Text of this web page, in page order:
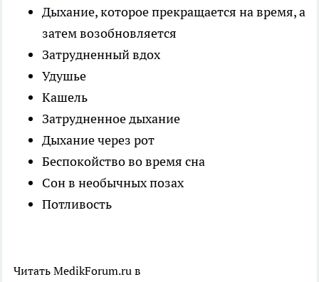
Дыхание, которое прекращается на время, а
затем возобновляется
Затрудненный вдох
Удушье
Кашель
Затрудненное дыхание
Дыхание через рот
Беспокойство во время сна
Сон в необычных позах
Потливость
Читать MedikForum.ru в